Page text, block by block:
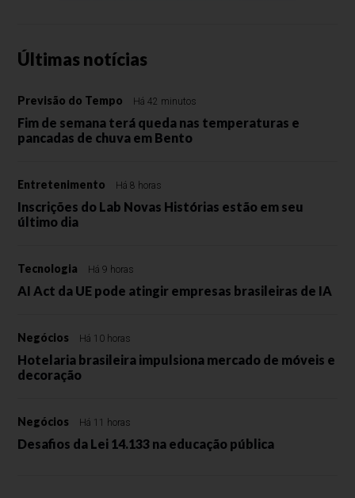
Últimas notícias
Previsão do Tempo Há 42 minutos
Fim de semana terá queda nas temperaturas e
pancadas de chuva em Bento
Entretenimento Há 8 horas
Inscrições do Lab Novas Histórias estão em seu
último dia
Tecnologia Há 9 horas
AI Act da UE pode atingir empresas brasileiras de IA
Negócios Há 10 horas
Hotelaria brasileira impulsiona mercado de móveis e
decoração
Negócios Há 11 horas
Desafios da Lei 14.133 na educação pública